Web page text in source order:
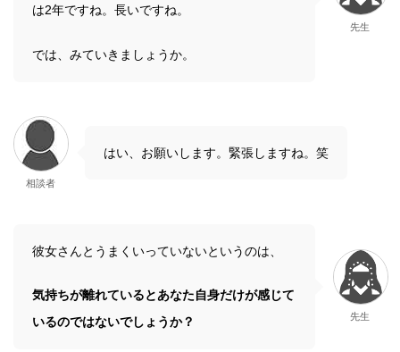
は2年ですね。長いですね。
では、みていきましょうか。
先生
相談者
はい、お願いします。緊張しますね。笑
彼女さんとうまくいっていないというのは、
気持ちが離れているとあなた自身だけが感じて
いるのではないでしょうか？
先生